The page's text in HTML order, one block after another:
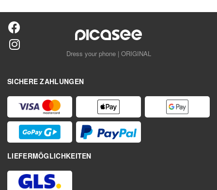
Dress your phone | ORIGINAL
SICHERE ZAHLUNGEN
LIEFERMÖGLICHKEITEN